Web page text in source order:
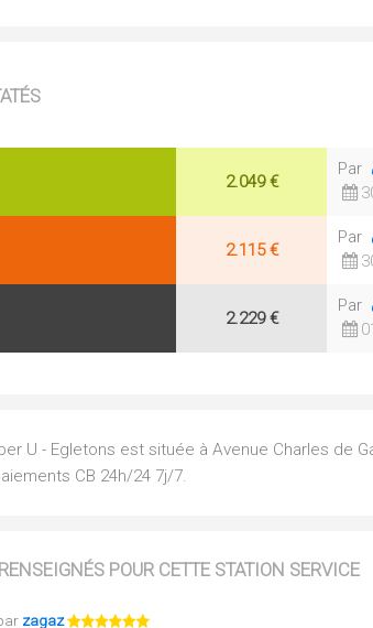
2.049 €
Par
2.115 €
Par
2.229 €
Par
U - Egletons est située à Avenue Charles de
CB 24h/24 7j/7.
POUR CETTE STATION SERVICE
zagaz